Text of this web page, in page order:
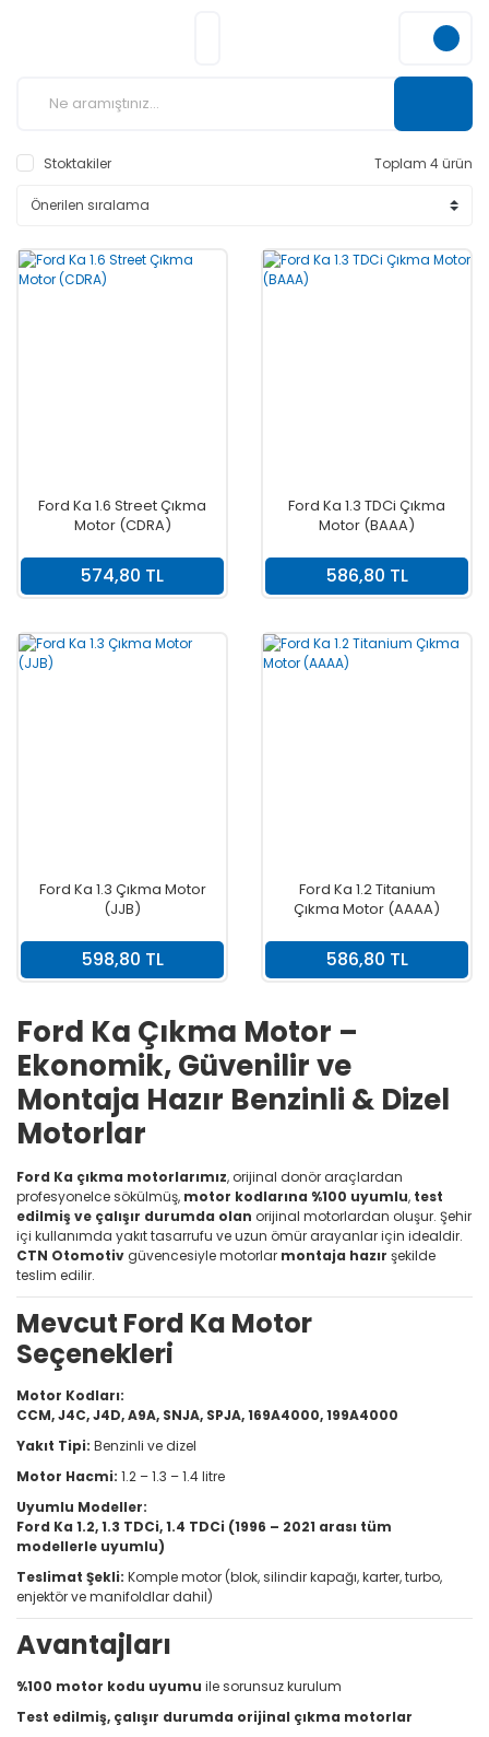
Stoktakiler Toplam 4 ürün
Ford Ka 1.6 Street Çıkma
Motor (CDRA)
574,80 TL
Ford Ka 1.3 TDCi Çıkma
Motor (BAAA)
586,80 TL
Ford Ka 1.3 Çıkma Motor
(JJB)
598,80 TL
Ford Ka 1.2 Titanium
Çıkma Motor (AAAA)
586,80 TL
Ford Ka Çıkma Motor –
Ekonomik, Güvenilir ve
Montaja Hazır Benzinli & Dizel
Motorlar
Ford Ka çıkma motorlarımız, orijinal donör araçlardan
profesyonelce sökülmüş, motor kodlarına %100 uyumlu, test
edilmiş ve çalışır durumda olan orijinal motorlardan oluşur. Şehir
içi kullanımda yakıt tasarrufu ve uzun ömür arayanlar için idealdir.
CTN Otomotivgüvencesiyle motorlar montaja hazır şekilde
teslim edilir.
Mevcut Ford Ka Motor
Seçenekleri
Motor Kodları:
CCM, J4C, J4D, A9A, SNJA, SPJA, 169A4000, 199A4000
Yakıt Tipi: Benzinli ve dizel
Motor Hacmi: 1.2 – 1.3 – 1.4 litre
Uyumlu Modeller:
Ford Ka 1.2, 1.3 TDCi, 1.4 TDCi (1996 – 2021 arası tüm
modellerle uyumlu)
Teslimat Şekli: Komple motor (blok, silindir kapağı, karter, turbo,
enjektör ve manifoldlar dahil)
Avantajları
%100 motor kodu uyumu ile sorunsuz kurulum
Test edilmiş, çalışır durumda orijinal çıkma motorlar